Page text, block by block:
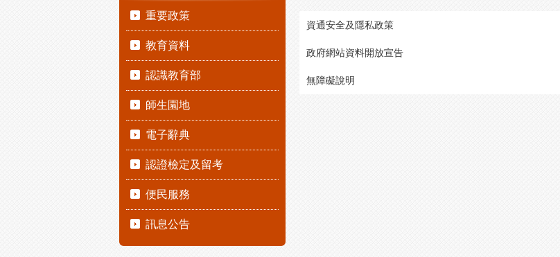
重要政策
教育資料
認識教育部
師生園地
電子辭典
認證檢定及留考
便民服務
訊息公告
資通安全及隱私政策
政府網站資料開放宣告
無障礙說明